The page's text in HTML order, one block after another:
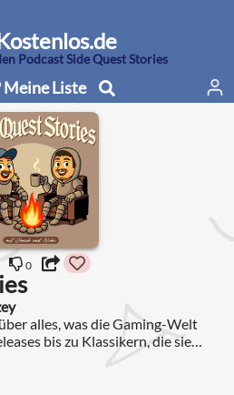
Podcast Side Quest Stories
Meine Liste
0
alles, was die Gaming-Welt
bis zu Klassikern, die sie